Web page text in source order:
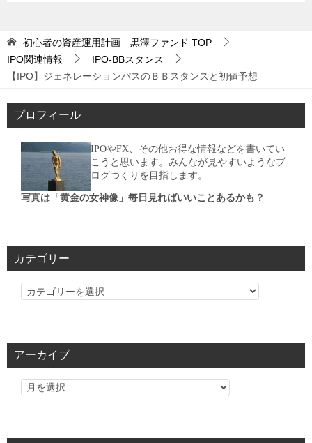
初心者の資産運用計画 黒澤ファンド TOP
IPO関連情報
IPO-BBスタンス
【IPO】ジェネレーションパスのＢＢスタンスと初値予想
プロフィール
IPOやFX、その他お得な情報などを書いてい
こうと思います。みんなが見やすいようなブ
ログつくりを目指します。
写真は「黄金の女神像」毎日見ればいいことあるかも？
カテゴリー
カ
リ
アーカイブ